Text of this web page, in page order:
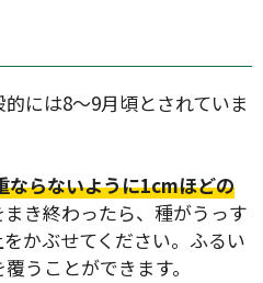
には8〜9月頃とされていま
ならないように1cmほどの
まき終わったら、種がうっす
かぶせてください。ふるい
うことができます。